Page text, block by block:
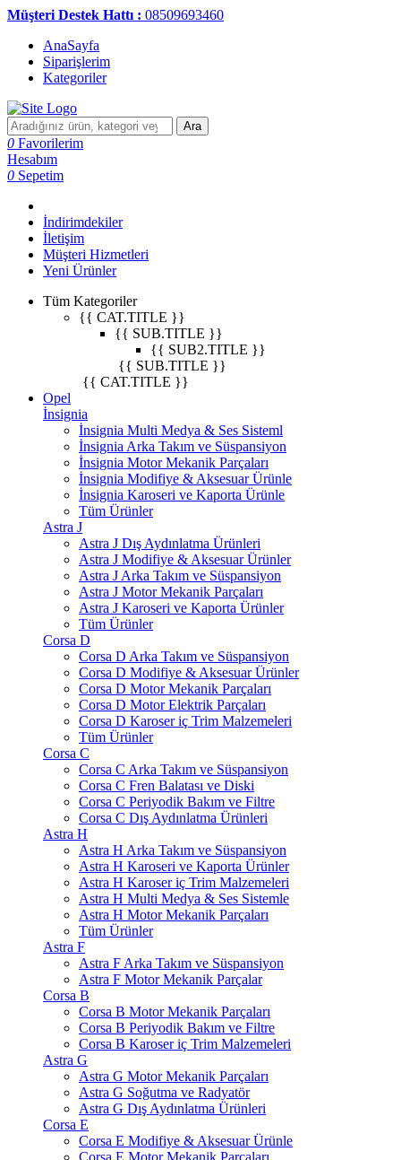
Müşteri Destek Hattı : 08509693460
AnaSayfa
Siparişlerim
Kategoriler
Ara
0 Favorilerim
Hesabım
0 Sepetim
İndirimdekiler
İletişim
Müşteri Hizmetleri
Yeni Ürünler
Tüm Kategoriler
{{ CAT.TITLE }}
{{ SUB.TITLE }}
{{ SUB2.TITLE }}
{{ SUB.TITLE }}
{{ CAT.TITLE }}
Opel
İnsignia
İnsignia Multi Medya & Ses Sisteml
İnsignia Arka Takım ve Süspansiyon
İnsignia Motor Mekanik Parçaları
İnsignia Modifiye & Aksesuar Ürünle
İnsignia Karoseri ve Kaporta Ürünle
Tüm Ürünler
Astra J
Astra J Dış Aydınlatma Ürünleri
Astra J Modifiye & Aksesuar Ürünler
Astra J Arka Takım ve Süspansiyon
Astra J Motor Mekanik Parçaları
Astra J Karoseri ve Kaporta Ürünler
Tüm Ürünler
Corsa D
Corsa D Arka Takım ve Süspansiyon
Corsa D Modifiye & Aksesuar Ürünler
Corsa D Motor Mekanik Parçaları
Corsa D Motor Elektrik Parçaları
Corsa D Karoser iç Trim Malzemeleri
Tüm Ürünler
Corsa C
Corsa C Arka Takım ve Süspansiyon
Corsa C Fren Balatası ve Diski
Corsa C Periyodik Bakım ve Filtre
Corsa C Dış Aydınlatma Ürünleri
Astra H
Astra H Arka Takım ve Süspansiyon
Astra H Karoseri ve Kaporta Ürünler
Astra H Karoser iç Trim Malzemeleri
Astra H Multi Medya & Ses Sistemle
Astra H Motor Mekanik Parçaları
Tüm Ürünler
Astra F
Astra F Arka Takım ve Süspansiyon
Astra F Motor Mekanik Parçalar
Corsa B
Corsa B Motor Mekanik Parçaları
Corsa B Periyodik Bakım ve Filtre
Corsa B Karoser iç Trim Malzemeleri
Astra G
Astra G Motor Mekanik Parçaları
Astra G Soğutma ve Radyatör
Astra G Dış Aydınlatma Ürünleri
Corsa E
Corsa E Modifiye & Aksesuar Ürünle
Corsa E Motor Mekanik Parçaları